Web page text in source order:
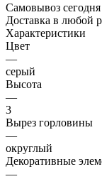
Самовывоз
Доставка в любой
Характеристики
Цвет
—
серый
Высота
—
3
Вырез горловины
—
округлый
Декоративные
—